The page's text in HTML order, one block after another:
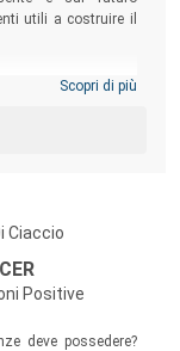
utili a costruire il
Scopri di più
Ciaccio
Positive
deve possedere?